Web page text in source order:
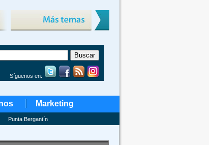
Síguenos en:
Marketing
Punta Bergantín